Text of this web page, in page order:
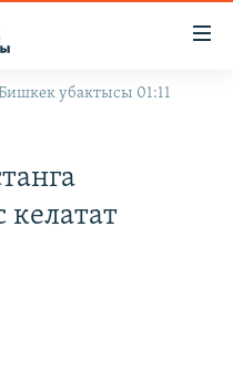
убактысы 01:11
келатат